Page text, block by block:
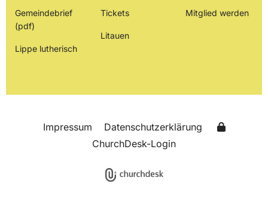
Gemeindebrief
(pdf)
Lippe lutherisch
Tickets
Litauen
Mitglied werden
Impressum
Datenschutzerklärung
ChurchDesk-Login